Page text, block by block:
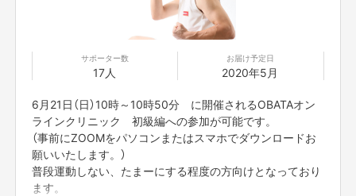
サポーター数
17人
お届け予定日
2020年5月
6月21日（日）10時～10時50分 に開催されるOBATAオン
ラインクリニック 初級編への参加が可能です。
（事前にZOOMをパソコンまたはスマホでダウンロードお
願いいたします。）
普段運動しない、たまーにする程度の方向けとなっており
ます。